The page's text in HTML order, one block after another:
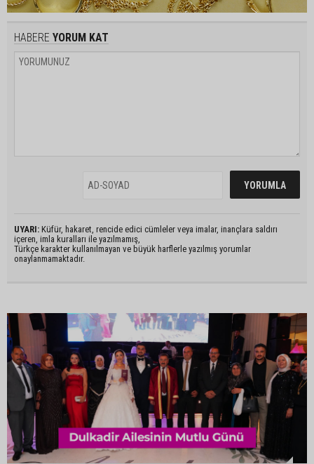
HABERE YORUM KAT
UYARI: Küfür, hakaret, rencide edici cümleler veya imalar, inançlara saldırı
içeren, imla kuralları ile yazılmamış,
Türkçe karakter kullanılmayan ve büyük harflerle yazılmış yorumlar
onaylanmamaktadır.